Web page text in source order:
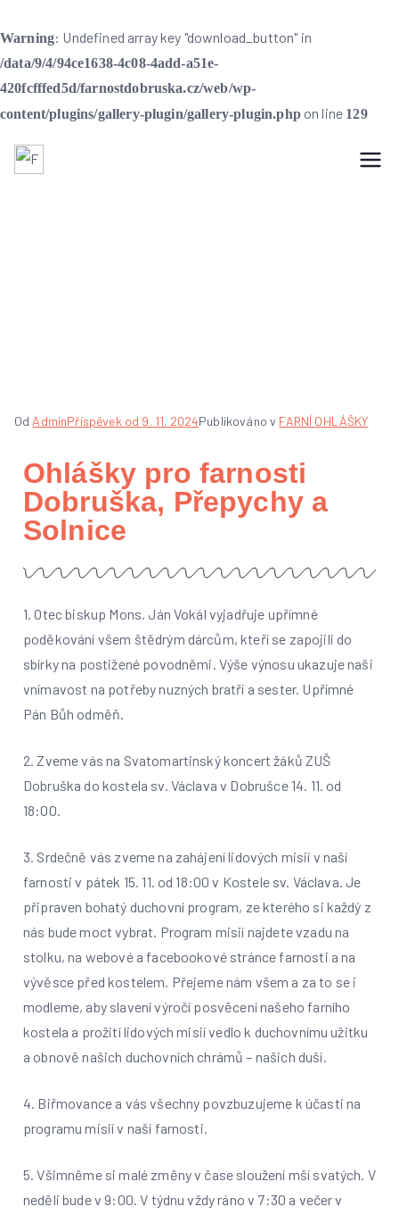
Warning: Undefined array key "download_button" in
/data/9/4/94ce1638-4c08-4add-a51e-
420fcfffed5d/farnostdobruska.cz/web/wp-
content/plugins/gallery-plugin/gallery-plugin.phpon line 129
Od AdminPříspěvek od 9. 11. 2024Publikováno v FARNÍ OHLÁŠKY
Ohlášky pro farnosti
Dobruška, Přepychy a
Solnice
1. Otec biskup Mons. Ján Vokál vyjadřuje upřímné
poděkování všem štědrým dárcům, kteří se zapojili do
sbírky na postižené povodněmi. Výše výnosu ukazuje naši
vnímavost na potřeby nuzných bratří a sester. Upřímné
Pán Bůh odměň.
2. Zveme vás na Svatomartinský koncert žáků ZUŠ
Dobruška do kostela sv. Václava v Dobrušce 14. 11. od
18:00.
3. Srdečně vás zveme na zahájení lidových misií v naší
farnosti v pátek 15. 11. od 18:00 v Kostele sv. Václava. Je
připraven bohatý duchovní program, ze kterého si každý z
nás bude moct vybrat. Program misií najdete vzadu na
stolku, na webové a facebookové stránce farnosti a na
vývěsce před kostelem. Přejeme nám všem a za to se i
modleme, aby slavení výročí posvěcení našeho farního
kostela a prožití lidových misií vedlo k duchovnímu užitku
a obnově našich duchovních chrámů – našich duší.
4. Biřmovance a vás všechny povzbuzujeme k účasti na
programu misií v naší farnosti.
5. Všimněme si malé změny v čase sloužení mší svatých. V
neděli bude v 9:00. V týdnu vždy ráno v 7:30 a večer v